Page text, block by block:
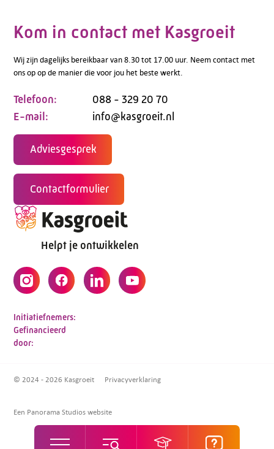
Kom in contact met Kasgroeit
Wij zijn dagelijks bereikbaar van 8.30 tot 17.00 uur. Neem contact met
ons op op de manier die voor jou het beste werkt.
Telefoon:
088 - 329 20 70
E-mail:
info@kasgroeit.nl
Adviesgesprek
Contactformulier
Helpt je ontwikkelen
Initiatiefnemers:
Gefinancieerd
door:
© 2024 - 2026 Kasgroeit Privacyverklaring
Een Panorama Studios website